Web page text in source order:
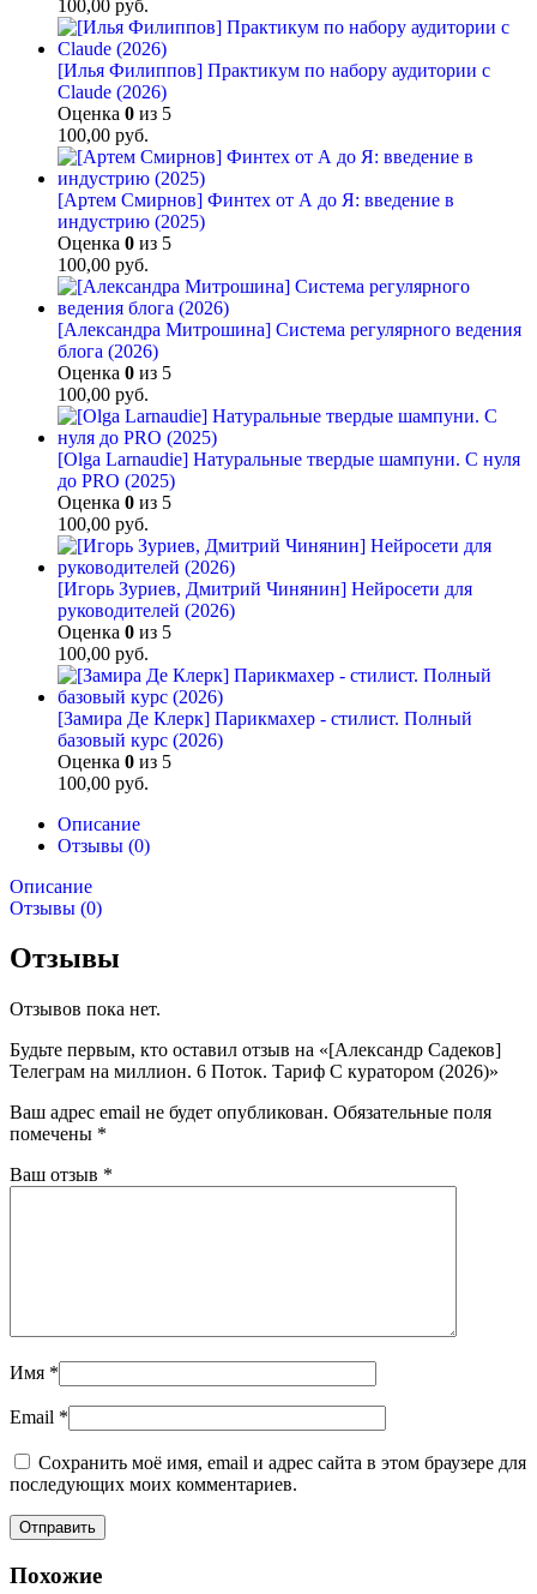
100,00 руб.
[Илья Филиппов] Практикум по набору аудитории с
Claude (2026)
Оценка 0 из 5
100,00 руб.
[Артем Смирнов] Финтех от А до Я: введение в
индустрию (2025)
Оценка 0 из 5
100,00 руб.
[Александра Митрошина] Система регулярного ведения
блога (2026)
Оценка 0 из 5
100,00 руб.
[Olga Larnaudie] Натуральные твердые шампуни. С нуля
до PRO (2025)
Оценка 0 из 5
100,00 руб.
[Игорь Зуриев, Дмитрий Чинянин] Нейросети для
руководителей (2026)
Оценка 0 из 5
100,00 руб.
[Замира Де Клерк] Парикмахер - стилист. Полный
базовый курс (2026)
Оценка 0 из 5
100,00 руб.
Описание
Отзывы (0)
Описание
Отзывы (0)
Отзывы
Отзывов пока нет.
Будьте первым, кто оставил отзыв на «[Александр Садеков]
Телеграм на миллион. 6 Поток. Тариф С куратором (2026)»
Ваш адрес email не будет опубликован. Обязательные поля
помечены *
Ваш отзыв *
Имя *
Email *
Сохранить моё имя, email и адрес сайта в этом браузере для
последующих моих комментариев.
Похожие